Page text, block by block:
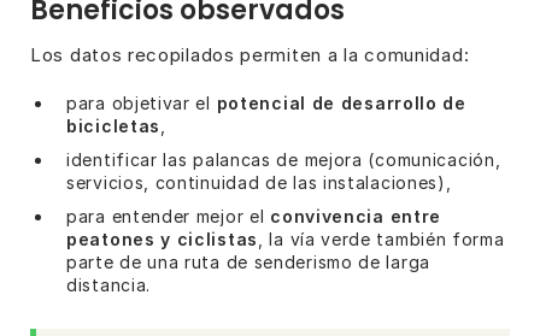
Beneficios observados
Los datos recopilados permiten a la comunidad:
para objetivar el potencial de desarrollo de
bicicletas
identificar las palancas de mejora (comunicación,
servicios, continuidad de las instalaciones),
para entender mejor el convivencia entre
peatones y ciclistas
, la vía verde también forma
parte de una ruta de senderismo de larga
distancia.